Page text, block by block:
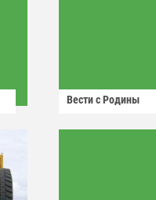
Вести с Родины